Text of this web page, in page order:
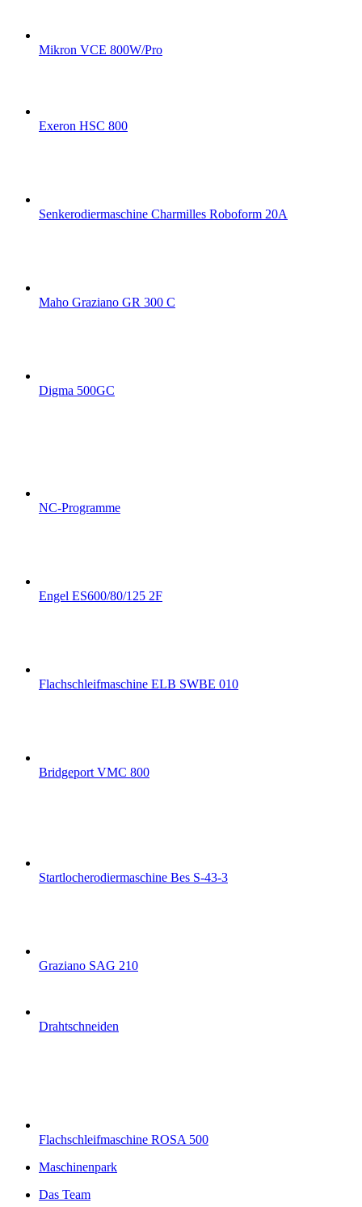
Mikron VCE 800W/Pro
Exeron HSC 800
Senkerodiermaschine Charmilles Roboform 20A
Maho Graziano GR 300 C
Digma 500GC
NC-Programme
Engel ES600/80/125 2F
Flachschleifmaschine ELB SWBE 010
Bridgeport VMC 800
Startlocherodiermaschine Bes S-43-3
Graziano SAG 210
Drahtschneiden
Flachschleifmaschine ROSA 500
Maschinenpark
Das Team